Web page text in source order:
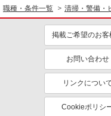
社会保険あり
職種・条件一覧 清掃・警備・
掲載ご希望のお客
お問い合わせ
リンクについ
Cookieポリシ